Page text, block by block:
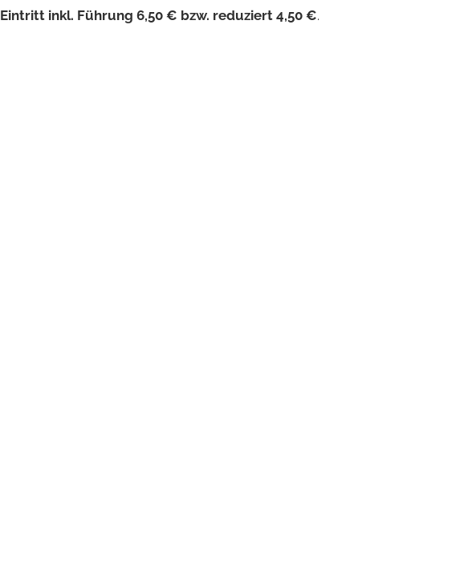
Eintritt inkl. Führung 6,50 € bzw. reduziert 4,50 €.